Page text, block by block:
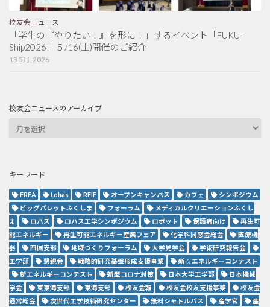
校友会ニュース
「学生の『やりたい！』を形に！」するイベント「FUKU-
Ship2026」５/16(土)開催のご紹介
13 5月, 2026
校友会ニュースのアーカイブ
キーワード
FREA Lohas REIF オープンキャンパス カフェ
シンポジウム
ビッグパレットふくしま
フォーラム
メディカルクリエーションふくし
ま
ロハス ロハス工学シンポジウム ロボット 保護者向け
再生可
能エネルギー
再生可能エネルギー産業フェア 化学科同窓会総会
医療機
器
四国支部 地域づくりフォーラム 大学見学会
学術研究報告会
工学部
懇親会 戦略的研究基盤形成支援事業
新☆エネルギーコンテスト
新エネルギーコンテスト
新型コロナ対策 日本大学工学部
日本機械
学会
東東海支部 東海支部 校友会報 校友会校友支援事業
校友会
通常総会
次世代工学技術研究センター 無料シャトルバス 産学官
産